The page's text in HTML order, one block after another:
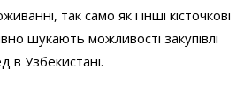
так само як і інші кісточкові
шукають можливості закупівлі
в Узбекистані.